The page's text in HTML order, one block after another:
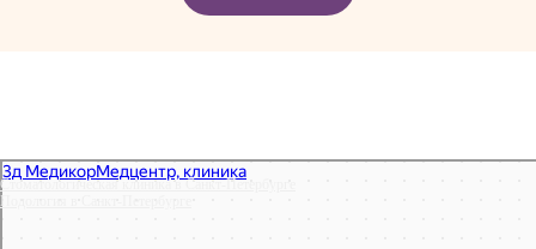
Стоматологическая клиника в Санкт‑Петербурге